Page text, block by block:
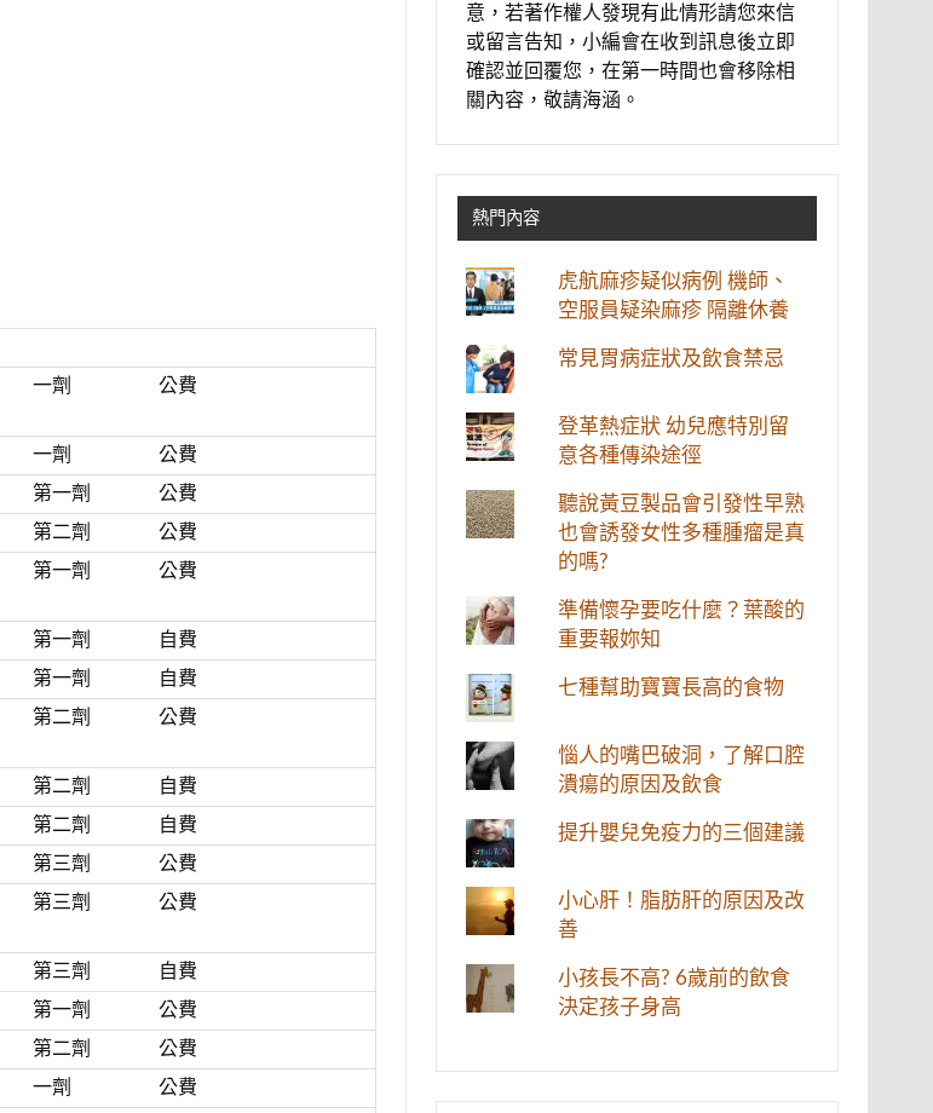
一劑 公費
一劑
公費
第一劑
公費
第二劑
公費
第一劑 公費
第一劑
自費
第一劑
自費
第二劑 公費
第二劑
自費
第二劑
自費
第三劑
公費
第三劑 公費
第三劑
自費
第一劑
公費
第二劑
公費
一劑
公費
意，若著作權人發現有此情形請您來信
或留言告知，小編會在收到訊息後立即
確認並回覆您，在第一時間也會移除相
關內容，敬請海涵。
熱門內容
虎航麻疹疑似病例 機師、
空服員疑染麻疹 隔離休養
常見胃病症狀及飲食禁忌
登革熱症狀 幼兒應特別留
意各種傳染途徑
聽說黃豆製品會引發性早熟
也會誘發女性多種腫瘤是真
的嗎?
準備懷孕要吃什麼？葉酸的
重要報妳知
七種幫助寶寶長高的食物
惱人的嘴巴破洞，了解口腔
潰瘍的原因及飲食
提升嬰兒免疫力的三個建議
小心肝！脂肪肝的原因及改
善
小孩長不高? 6歲前的飲食
決定孩子身高